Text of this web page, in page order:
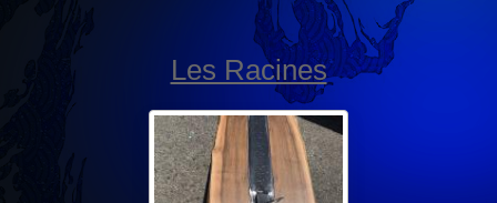
Les Racines